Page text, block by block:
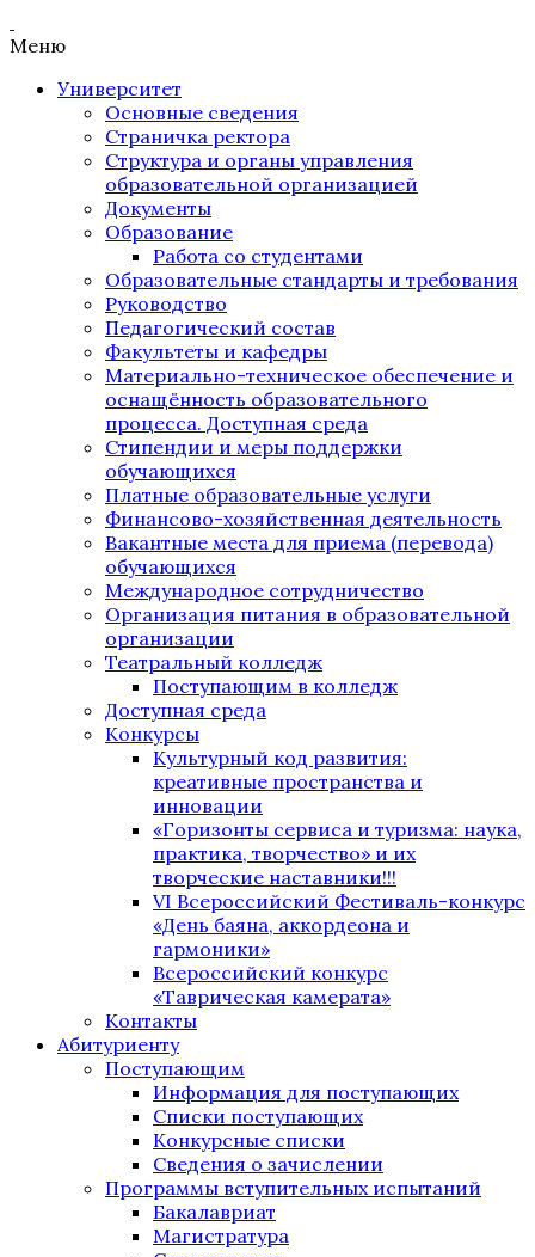
Меню
Университет
Основные сведения
Страничка ректора
Структура и органы управления
образовательной организацией
Документы
Образование
Работа со студентами
Образовательные стандарты и требования
Руководство
Педагогический состав
Факультеты и кафедры
Материально-техническое обеспечение и
оснащённость образовательного
процесса. Доступная среда
Стипендии и меры поддержки
обучающихся
Платные образовательные услуги
Финансово-хозяйственная деятельность
Вакантные места для приема (перевода)
обучающихся
Международное сотрудничество
Организация питания в образовательной
организации
Театральный колледж
Поступающим в колледж
Доступная среда
Конкурсы
Культурный код развития:
креативные пространства и
инновации
«Горизонты сервиса и туризма: наука,
практика, творчество» и их
творческие наставники!!!
VI Всероссийский Фестиваль-конкурс
«День баяна, аккордеона и
гармоники»
Всероссийский конкурс
«Таврическая камерата»
Контакты
Абитуриенту
Поступающим
Информация для поступающих
Списки поступающих
Конкурсные списки
Сведения о зачислении
Программы вступительных испытаний
Бакалавриат
Магистратура